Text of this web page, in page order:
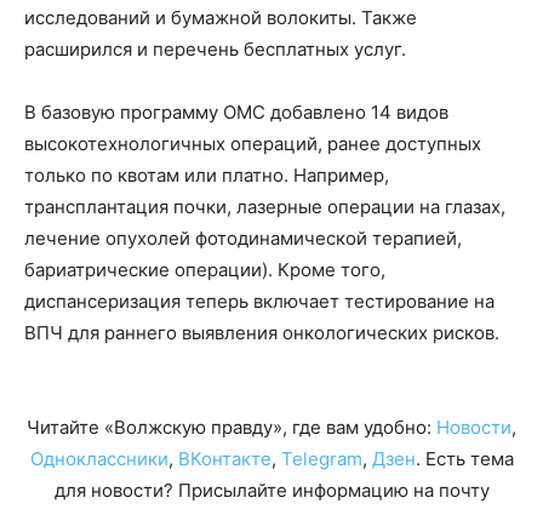
исследований и бумажной волокиты. Также
расширился и перечень бесплатных услуг.
В базовую программу ОМС добавлено 14 видов
высокотехнологичных операций, ранее доступных
только по квотам или платно. Например,
трансплантация почки, лазерные операции на глазах,
лечение опухолей фотодинамической терапией,
бариатрические операции). Кроме того,
диспансеризация теперь включает тестирование на
ВПЧ для раннего выявления онкологических рисков.
Читайте «Волжскую правду», где вам удобно: Новости,
Одноклассники, ВКонтакте, Telegram, Дзен. Есть тема
для новости? Присылайте информацию на почту